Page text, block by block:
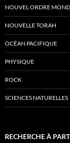
NOUVEL ORDRE
NOUVELLE TORAH
OCÉAN PACIFIQUE
PHYSIQUE
ROCK
SCIENCES NATURELLES
RECHERCHE À